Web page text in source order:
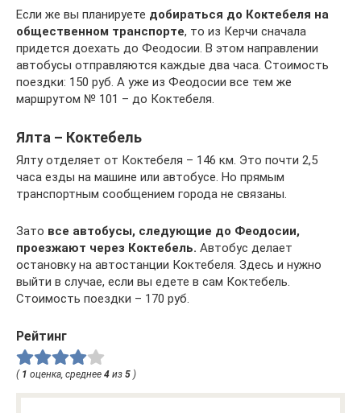
Если же вы планируете добираться до Коктебеля на
общественном транспорте, то из Керчи сначала
придется доехать до Феодосии. В этом направлении
автобусы отправляются каждые два часа. Стоимость
поездки: 150 руб. А уже из Феодосии все тем же
маршрутом № 101 – до Коктебеля.
Ялта – Коктебель
Ялту отделяет от Коктебеля – 146 км. Это почти 2,5
часа езды на машине или автобусе. Но прямым
транспортным сообщением города не связаны.
Зато все автобусы, следующие до Феодосии,
проезжают через Коктебель. Автобус делает
остановку на автостанции Коктебеля. Здесь и нужно
выйти в случае, если вы едете в сам Коктебель.
Стоимость поездки – 170 руб.
Рейтинг
( 1 оценка, среднее 4 из 5 )